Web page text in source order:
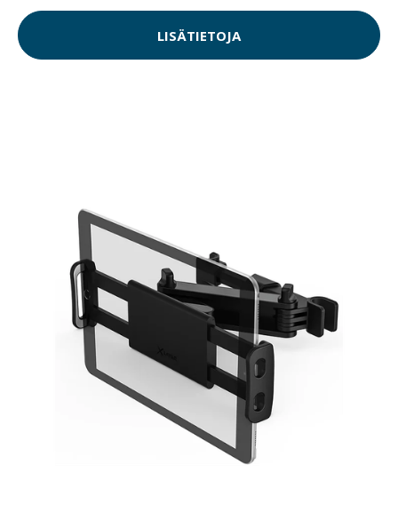
LISÄTIETOJA